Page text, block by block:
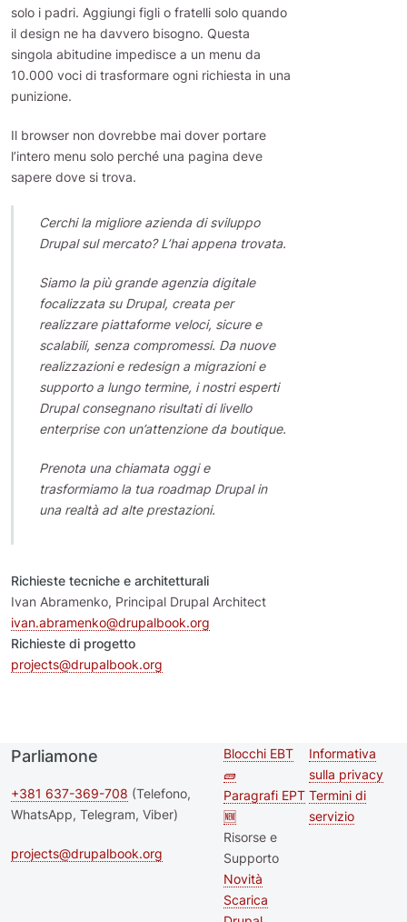
solo i padri. Aggiungi figli o fratelli solo quando
il design ne ha davvero bisogno. Questa
singola abitudine impedisce a un menu da
10.000 voci di trasformare ogni richiesta in una
punizione.
Il browser non dovrebbe mai dover portare
l’intero menu solo perché una pagina deve
sapere dove si trova.
Cerchi la migliore azienda di sviluppo
Drupal sul mercato? L’hai appena trovata.
Siamo la più grande agenzia digitale
focalizzata su Drupal, creata per
realizzare piattaforme veloci, sicure e
scalabili, senza compromessi. Da nuove
realizzazioni e redesign a migrazioni e
supporto a lungo termine, i nostri esperti
Drupal consegnano risultati di livello
enterprise con un’attenzione da boutique.
Prenota una chiamata oggi e
trasformiamo la tua roadmap Drupal in
una realtà ad alte prestazioni.
Richieste tecniche e architetturali
Ivan Abramenko, Principal Drupal Architect
ivan.abramenko@drupalbook.org
Richieste di progetto
projects@drupalbook.org
Parliamone
+381 637-369-708 (Telefono,
WhatsApp, Telegram, Viber)
projects@drupalbook.org
Second
footer
menu
Blocchi EBT
🧱
Paragrafi EPT
🆕
Risorse e
Supporto
Novità
Scarica
Footer
Informativa
sulla privacy
Termini di
servizio